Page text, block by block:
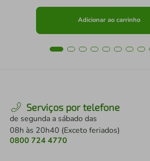
Adicionar ao carrinho
Serviços por telefone
de segunda a sábado das
08h às 20h40 (Exceto feriados)
0800 724 4770